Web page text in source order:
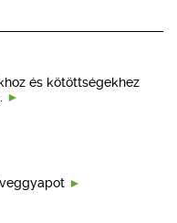
és kötöttségekhez